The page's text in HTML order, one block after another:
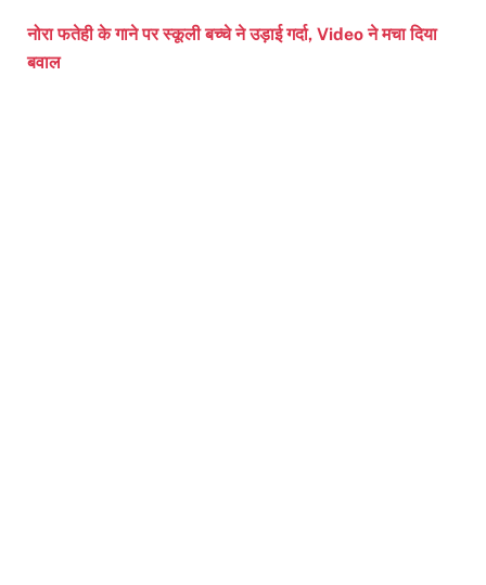
नोरा फतेही के गाने पर स्कूली बच्चे ने उड़ाई गर्दा, Video ने मचा दिया
बवाल